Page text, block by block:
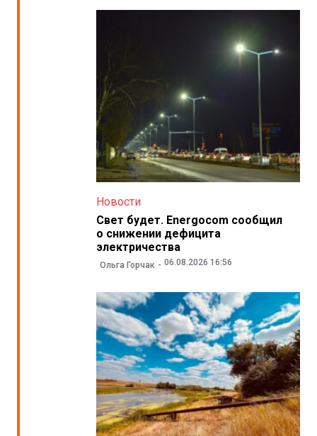
Новости
Свет будет. Energocom сообщил
о снижении дефицита
электричества
Ольга Горчак 06.08.2026 16:56